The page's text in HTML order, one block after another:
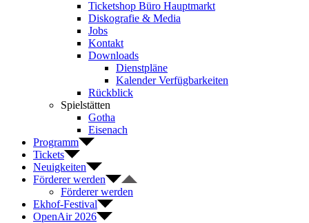
Ticketshop Büro Hauptmarkt
Diskografie & Media
Jobs
Kontakt
Downloads
Dienstpläne
Kalender Verfügbarkeiten
Rückblick
Spielstätten
Gotha
Eisenach
Programm
Tickets
Neuigkeiten
Förderer werden
Förderer werden
Ekhof-Festival
OpenAir 2026